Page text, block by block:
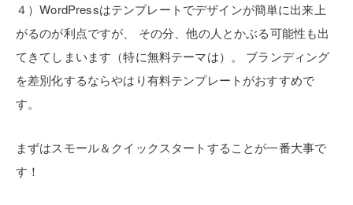
４）WordPressはテンプレートでデザインが簡単に出来上
がるのが利点ですが、
その分、他の人とかぶる可能性も出
てきてしまいます（特に無料テーマは）。
ブランディング
を差別化するならやはり有料テンプレートがおすすめで
す。
まずはスモール＆クイックスタートすることが一番大事で
す！